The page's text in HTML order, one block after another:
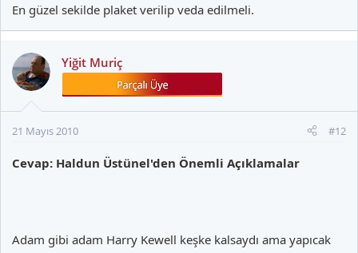
En güzel sekilde plaket verilip veda edilmeli.
Yiğit Muriç
21 Mayıs 2010 #12
Cevap: Haldun Üstünel'den Önemli Açıklamalar
Adam gibi adam Harry Kewell keşke kalsaydı ama yapıcak